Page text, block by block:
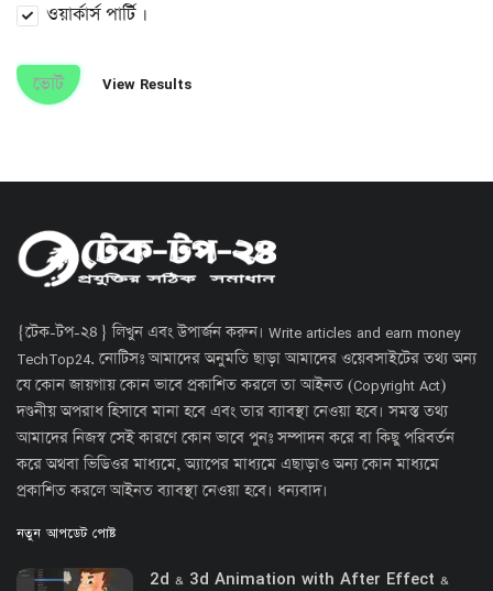
ওয়ার্কার্স পার্টি ।
ভোট View Results
{টেক-টপ-২৪} লিখুন এবং উপার্জন করুন। Write articles and earn money
TechTop24. নোটিসঃ আমাদের অনুমতি ছাড়া আমাদের ওয়েবসাইটের তথ্য অন্য
যে কোন জায়গায় কোন ভাবে প্রকাশিত করলে তা আইনত (Copyright Act)
দণ্ডনীয় অপরাধ হিসাবে মানা হবে এবং তার ব্যাবস্থা নেওয়া হবে। সমস্ত তথ্য
আমাদের নিজস্ব সেই কারণে কোন ভাবে পুনঃ সম্পাদন করে বা কিছু পরিবর্তন
করে অথবা ভিডিওর মাধ্যমে, অ্যাপের মাধ্যমে এছাড়াও অন্য কোন মাধ্যমে
প্রকাশিত করলে আইনত ব্যাবস্থা নেওয়া হবে। ধন্যবাদ।
নতুন আপডেট পোষ্ট
2d & 3d Animation with After Effect &